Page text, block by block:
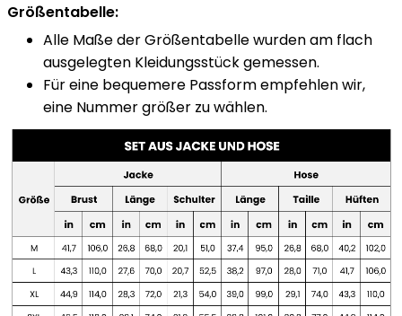
Größentabelle:
Alle Maße der Größentabelle wurden am flach
ausgelegten Kleidungsstück gemessen.
Für eine bequemere Passform empfehlen wir,
eine Nummer größer zu wählen.